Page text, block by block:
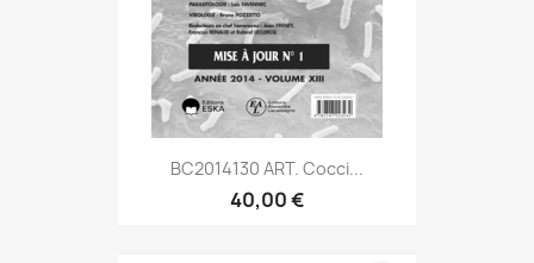
BC2014130 ART. Cocci...
40,00 €